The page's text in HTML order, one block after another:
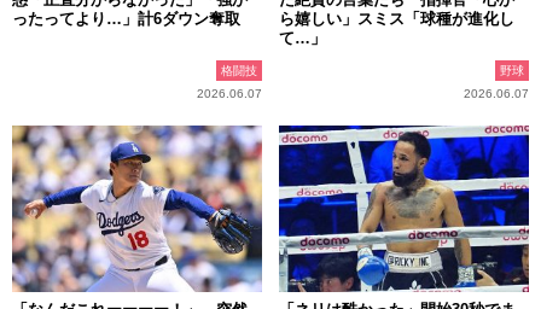
ったってより…」計6ダウン奪取
格闘技
2026.06.07
ら嬉しい」スミス「球種が進化し
て…」
野球
2026.06.07